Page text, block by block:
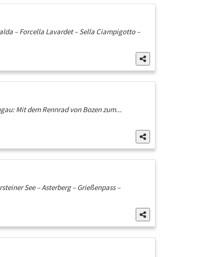
– Forcella Lavardet – Sella Ciampigotto –
Mit dem Rennrad von Bozen zum...
See – Asterberg – Grießenpass –